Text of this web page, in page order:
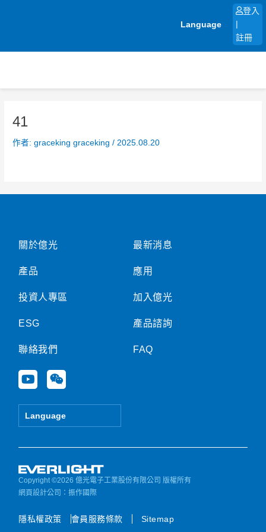
Language
登入
註冊
41
作者:graceking graceking/ 2025.08.20
關於億光
產品
投資人專區
ESG
聯絡我們
Y
o
u
e
W
e
i
Language
最新消息
應用
加入億光
產品諮詢
FAQ
Copyright ©2026 億光電子工業股份有限公司 版權所有
網頁設計公司 ：振作國際
隱私權政策 會員服務條款 Sitemap